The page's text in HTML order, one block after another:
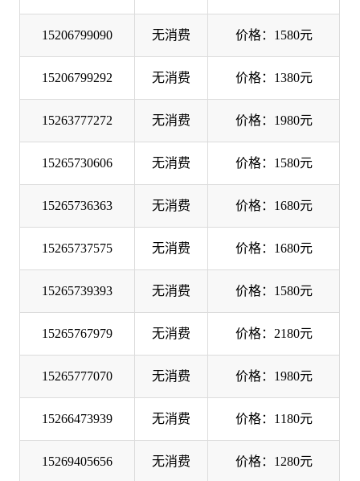
15206799090 无消费 价格：1580元
15206799292 无消费 价格：1380元
15263777272 无消费 价格：1980元
15265730606 无消费 价格：1580元
15265736363 无消费 价格：1680元
15265737575 无消费 价格：1680元
15265739393 无消费 价格：1580元
15265767979 无消费 价格：2180元
15265777070 无消费 价格：1980元
15266473939 无消费 价格：1180元
15269405656 无消费 价格：1280元